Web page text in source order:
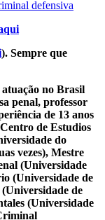
defensiva
). Sempre que
no Brasil
penal, professor
de 13 anos
de Estudios
do
vezes), Mestre
(Universidade
(Universidade de
de
(Universidade